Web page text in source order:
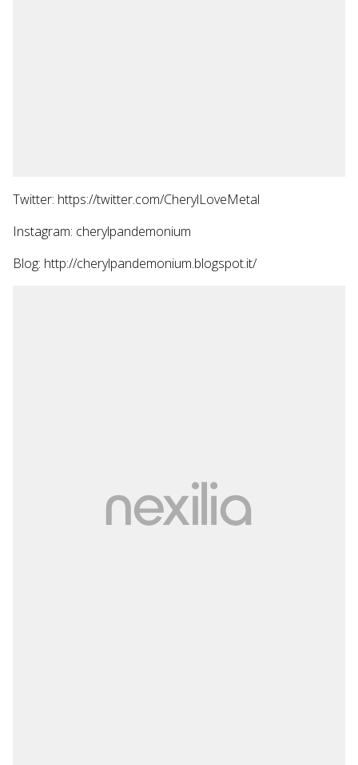
Twitter: https://twitter.com/CherylLoveMetal
Instagram: cherylpandemonium
Blog: http://cherylpandemonium.blogspot.it/